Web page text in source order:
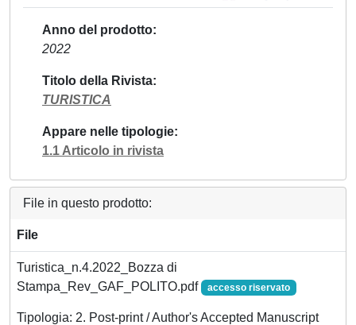
Anno del prodotto
2022
Titolo della Rivista
TURISTICA
Appare nelle tipologie
1.1 Articolo in rivista
File in questo prodotto:
File
Turistica_n.4.2022_Bozza di
Stampa_Rev_GAF_POLITO.pdf
accesso riservato
Tipologia: 2. Post-print / Author's Accepted Manuscript